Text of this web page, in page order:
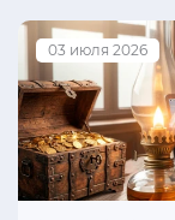
03 июля 2026